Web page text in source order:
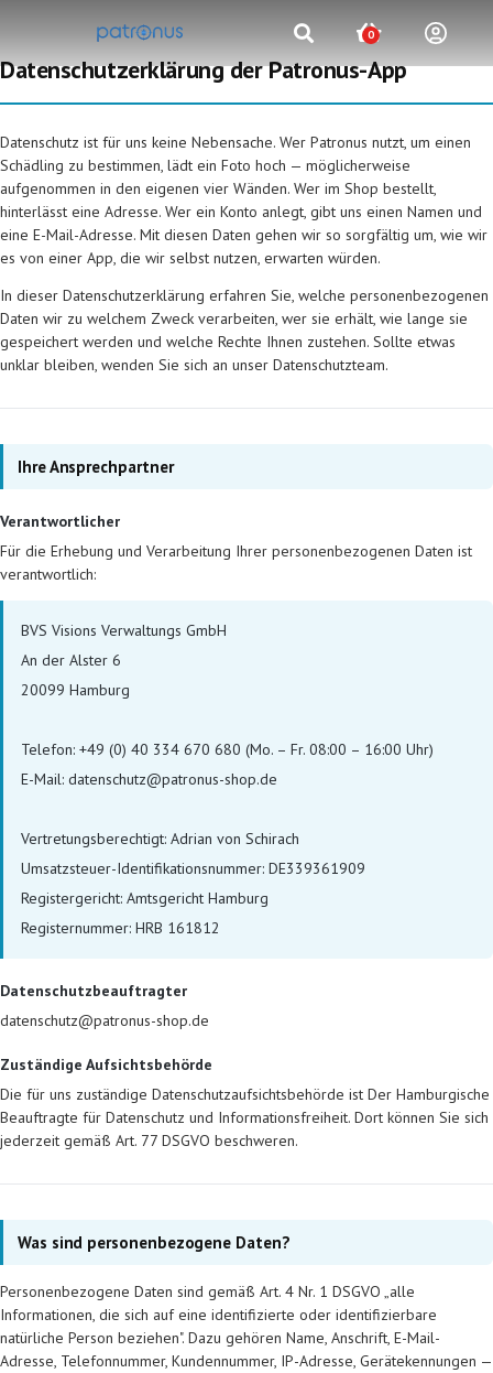
0
Datenschutzerklärung der Patronus-App
Datenschutz ist für uns keine Nebensache. Wer Patronus nutzt, um einen
Schädling zu bestimmen, lädt ein Foto hoch — möglicherweise
aufgenommen in den eigenen vier Wänden. Wer im Shop bestellt,
hinterlässt eine Adresse. Wer ein Konto anlegt, gibt uns einen Namen und
eine E-Mail-Adresse. Mit diesen Daten gehen wir so sorgfältig um, wie wir
es von einer App, die wir selbst nutzen, erwarten würden.
In dieser Datenschutzerklärung erfahren Sie, welche personenbezogenen
Daten wir zu welchem Zweck verarbeiten, wer sie erhält, wie lange sie
gespeichert werden und welche Rechte Ihnen zustehen. Sollte etwas
unklar bleiben, wenden Sie sich an unser Datenschutzteam.
Ihre Ansprechpartner
Verantwortlicher
Für die Erhebung und Verarbeitung Ihrer personenbezogenen Daten ist
verantwortlich:
BVS Visions Verwaltungs GmbH
An der Alster 6
20099 Hamburg
Telefon: +49 (0) 40 334 670 680 (Mo. – Fr. 08:00 – 16:00 Uhr)
E-Mail: datenschutz@patronus-shop.de
Vertretungsberechtigt: Adrian von Schirach
Umsatzsteuer-Identifikationsnummer: DE339361909
Registergericht: Amtsgericht Hamburg
Registernummer: HRB 161812
Datenschutzbeauftragter
datenschutz@patronus-shop.de
Zuständige Aufsichtsbehörde
Die für uns zuständige Datenschutzaufsichtsbehörde ist Der Hamburgische
Beauftragte für Datenschutz und Informationsfreiheit. Dort können Sie sich
jederzeit gemäß Art. 77 DSGVO beschweren.
Was sind personenbezogene Daten?
Personenbezogene Daten sind gemäß Art. 4 Nr. 1 DSGVO „alle
Informationen, die sich auf eine identifizierte oder identifizierbare
natürliche Person beziehen". Dazu gehören Name, Anschrift, E-Mail-
Adresse, Telefonnummer, Kundennummer, IP-Adresse, Gerätekennungen —